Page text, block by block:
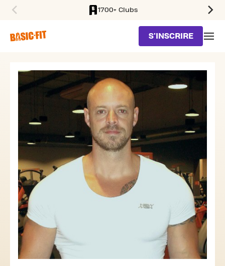
1700+ Clubs
S'INSCRIRE